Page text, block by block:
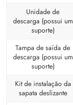
Unidade de
descarga (possui um
suporte)
Tampa de saída de
descarga (possui um
suporte)
Kit de instalação da
sapata deslizante